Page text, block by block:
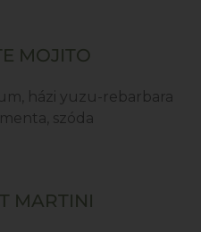
MOJITO
házi yuzu-rebarbara
szóda
MARTINI